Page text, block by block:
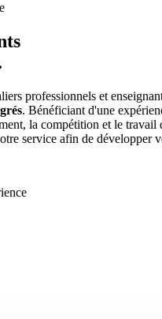
professionnels et
. Bénéficiant d'une
la compétition et le travail
service afin de développer